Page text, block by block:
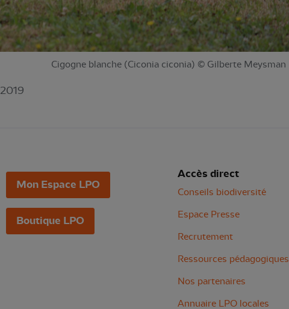
Cigogne blanche (Ciconia ciconia) © Gilberte Meysman
2019
Mon Espace LPO
Boutique LPO
Accès direct
Conseils biodiversité
Espace Presse
Recrutement
Ressources pédagogiques
Nos partenaires
Annuaire LPO locales